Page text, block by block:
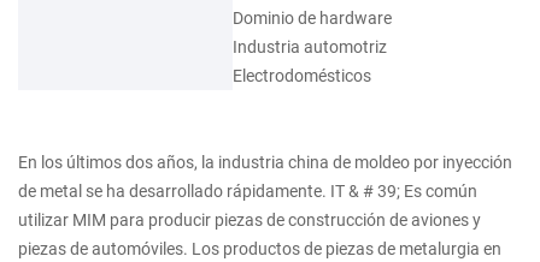
Dominio de hardware
Industria automotriz
Electrodomésticos
En los últimos dos años, la industria china de moldeo por inyección
de metal se ha desarrollado rápidamente. IT & # 39; Es común
utilizar MIM para producir piezas de construcción de aviones y
piezas de automóviles. Los productos de piezas de metalurgia en